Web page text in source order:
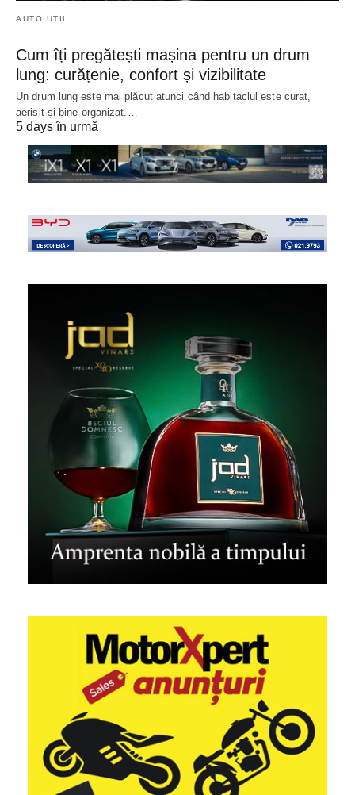
AUTO UTIL
Cum îți pregătești mașina pentru un drum
lung: curățenie, confort și vizibilitate
Un drum lung este mai plăcut atunci când habitaclul este curat,
aerisit și bine organizat.…
5 days în urmă